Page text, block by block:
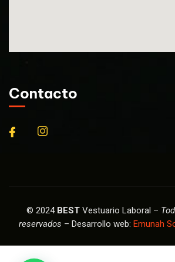
Contacto
© 2024 BEST Vestuario Laboral –
reservados – Desarrollo web: Emunah